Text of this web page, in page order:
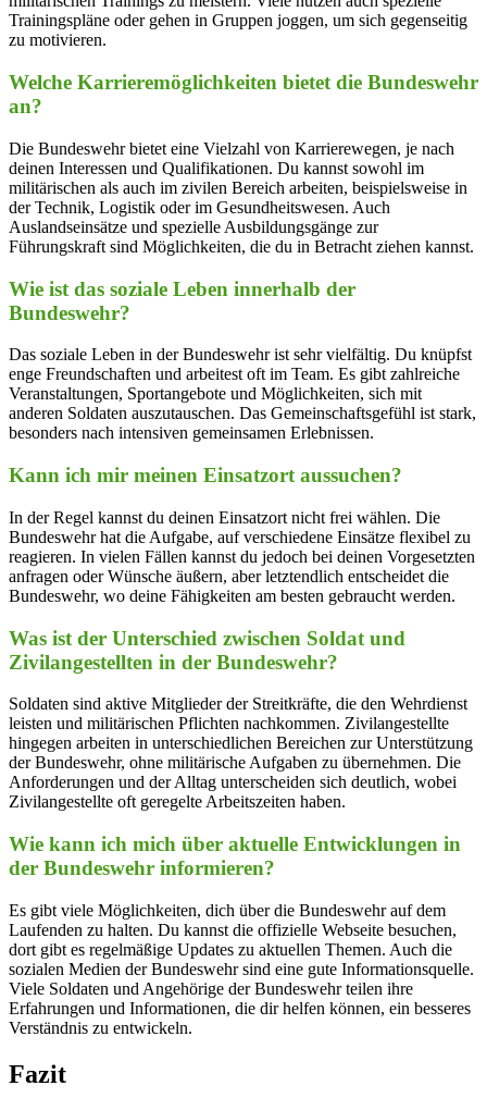
Trainingspläne oder gehen in Gruppen joggen, um sich gegenseitig
zu motivieren.
Welche Karrieremöglichkeiten bietet die Bundeswehr
an?
Die Bundeswehr bietet eine Vielzahl von Karrierewegen, je nach
deinen Interessen und Qualifikationen. Du kannst sowohl im
militärischen als auch im zivilen Bereich arbeiten, beispielsweise in
der Technik, Logistik oder im Gesundheitswesen. Auch
Auslandseinsätze und spezielle Ausbildungsgänge zur
Führungskraft sind Möglichkeiten, die du in Betracht ziehen kannst.
Wie ist das soziale Leben innerhalb der
Bundeswehr?
Das soziale Leben in der Bundeswehr ist sehr vielfältig. Du knüpfst
enge Freundschaften und arbeitest oft im Team. Es gibt zahlreiche
Veranstaltungen, Sportangebote und Möglichkeiten, sich mit
anderen Soldaten auszutauschen. Das Gemeinschaftsgefühl ist stark,
besonders nach intensiven gemeinsamen Erlebnissen.
Kann ich mir meinen Einsatzort aussuchen?
In der Regel kannst du deinen Einsatzort nicht frei wählen. Die
Bundeswehr hat die Aufgabe, auf verschiedene Einsätze flexibel zu
reagieren. In vielen Fällen kannst du jedoch bei deinen Vorgesetzten
anfragen oder Wünsche äußern, aber letztendlich entscheidet die
Bundeswehr, wo deine Fähigkeiten am besten gebraucht werden.
Was ist der Unterschied zwischen Soldat und
Zivilangestellten in der Bundeswehr?
Soldaten sind aktive Mitglieder der Streitkräfte, die den Wehrdienst
leisten und militärischen Pflichten nachkommen. Zivilangestellte
hingegen arbeiten in unterschiedlichen Bereichen zur Unterstützung
der Bundeswehr, ohne militärische Aufgaben zu übernehmen. Die
Anforderungen und der Alltag unterscheiden sich deutlich, wobei
Zivilangestellte oft geregelte Arbeitszeiten haben.
Wie kann ich mich über aktuelle Entwicklungen in
der Bundeswehr informieren?
Es gibt viele Möglichkeiten, dich über die Bundeswehr auf dem
Laufenden zu halten. Du kannst die offizielle Webseite besuchen,
dort gibt es regelmäßige Updates zu aktuellen Themen. Auch die
sozialen Medien der Bundeswehr sind eine gute Informationsquelle.
Viele Soldaten und Angehörige der Bundeswehr teilen ihre
Erfahrungen und Informationen, die dir helfen können, ein besseres
Verständnis zu entwickeln.
Fazit